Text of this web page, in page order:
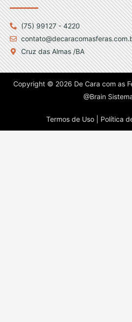
(75) 99127 - 4220
Cruz das Almas /BA
Copyright © 2026 De Cara com as
@Brain
Termos de Uso | Política